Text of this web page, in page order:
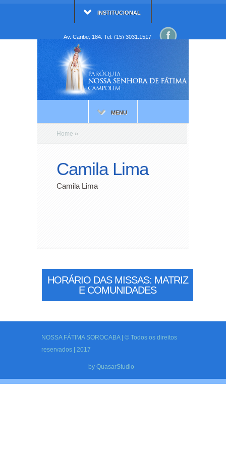
INSTITUCIONAL
Av. Caribe, 184. Tel: (15) 3031.1517
MENU
Home »
Camila Lima
Camila Lima
HORÁRIO DAS MISSAS: MATRIZ
E COMUNIDADES
NOSSA FÁTIMA SOROCABA | © Todos os direitos
reservados | 2017
by QuasarStudio